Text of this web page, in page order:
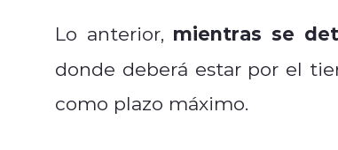
Lo anterior, mientras se
donde deberá estar por el
como plazo máximo.